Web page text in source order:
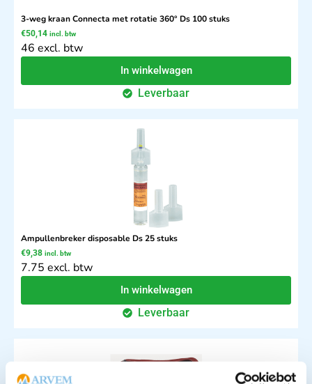
3-weg kraan Connecta met rotatie 360° Ds 100 stuks
€50,14 incl. btw
46 excl. btw
In winkelwagen
Leverbaar
Ampullenbreker disposable Ds 25 stuks
€9,38 incl. btw
7.75 excl. btw
In winkelwagen
Leverbaar